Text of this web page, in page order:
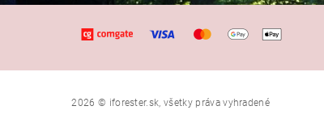
2026 © iforester.sk, všetky práva vyhradené